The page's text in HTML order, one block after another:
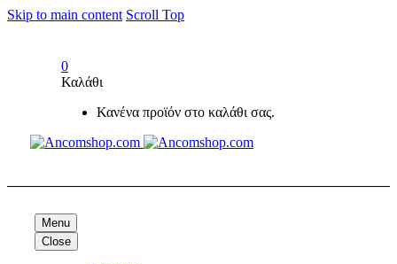
Skip to main content Scroll Top
0
Καλάθι
Κανένα προϊόν στο καλάθι σας.
Menu
Close